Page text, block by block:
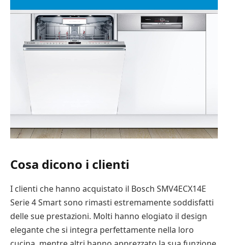
Cosa dicono i clienti
I clienti che hanno acquistato il Bosch SMV4ECX14E
Serie 4 Smart sono rimasti estremamente soddisfatti
delle sue prestazioni. Molti hanno elogiato il design
elegante che si integra perfettamente nella loro